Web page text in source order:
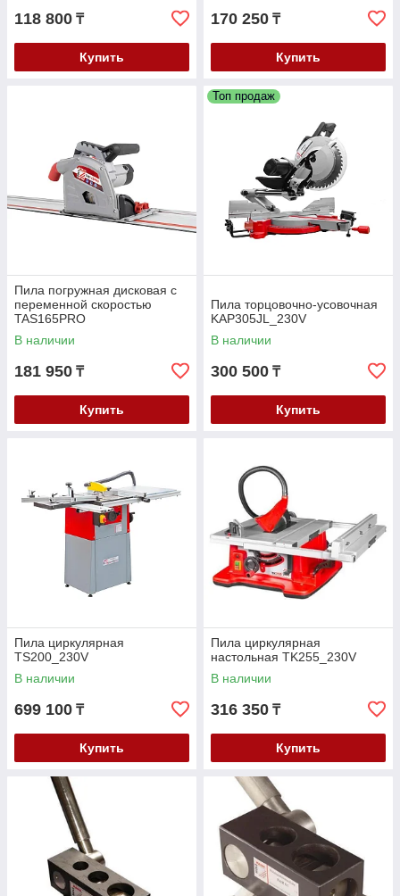
118 800 ₸
Купить
170 250 ₸
Купить
Пила погружная дисковая с
переменной скоростью
TAS165PRO
В наличии
181 950 ₸
Купить
Топ продаж
Пила торцовочно-усовочная
KAP305JL_230V
В наличии
300 500 ₸
Купить
Пила циркулярная
TS200_230V
В наличии
699 100 ₸
Купить
Пила циркулярная
настольная TK255_230V
В наличии
316 350 ₸
Купить